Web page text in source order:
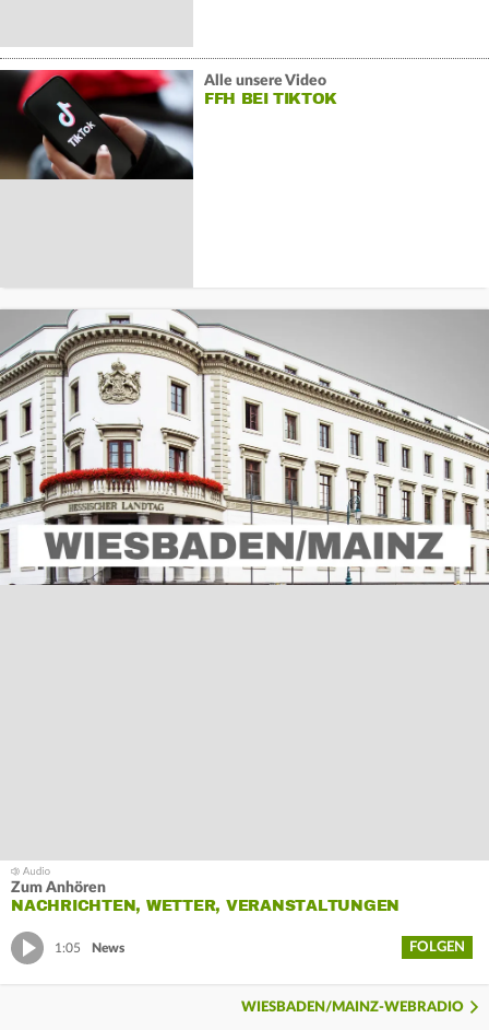
Alle unsere Video
FFH BEI TIKTOK
Zum Anhören
NACHRICHTEN, WETTER, VERANSTALTUNGEN
1:05 News FOLGEN
WIESBADEN/MAINZ-WEBRADIO